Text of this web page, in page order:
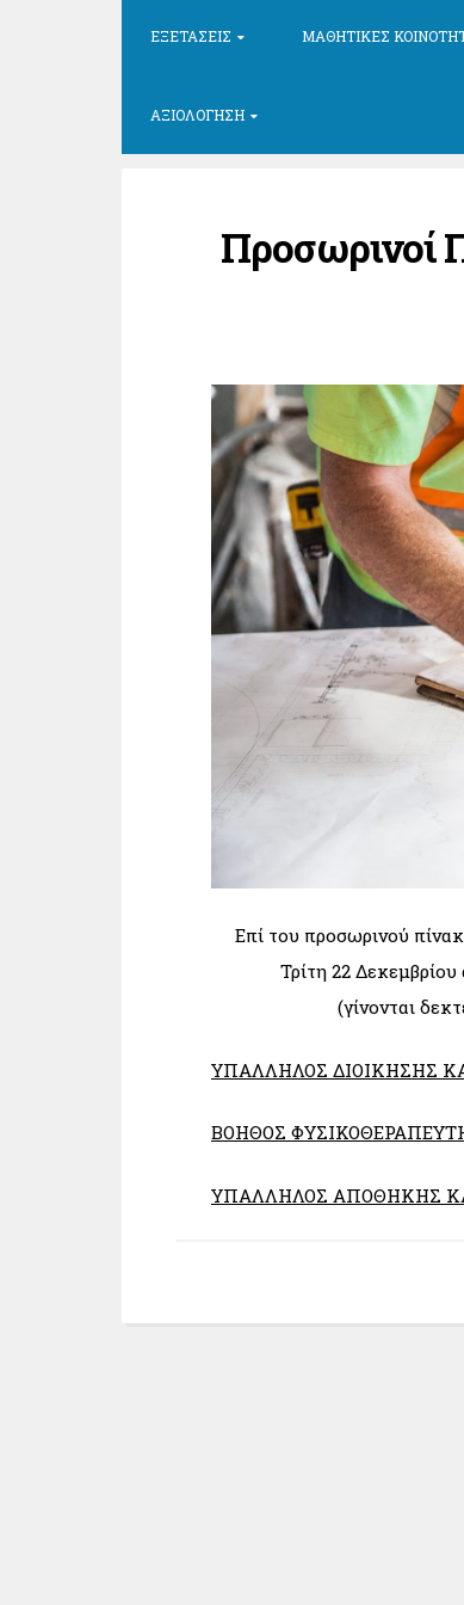
ΕΞΕΤΆΣΕΙΣ ΜΑΘΗΤΙΚΈΣ
ΑΞΙΟΛΌΓΗΣΗ
Προσωρινοί
Επί του προσωρινού
Τρίτη 22
(γίνονται
ΥΠΑΛΛΗΛΟΣ ΔΙΟΙΚΗΣΗΣ
ΒΟΗΘΟΣ
ΥΠΑΛΛΗΛΟΣ ΑΠΟΘΗΚΗΣ